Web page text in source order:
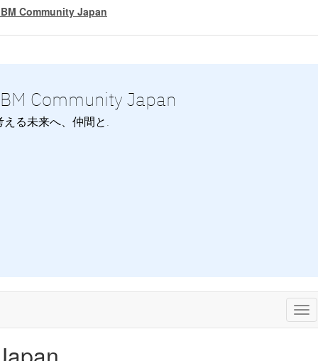
Community Japan
Community Japan
える未来へ、仲間と.